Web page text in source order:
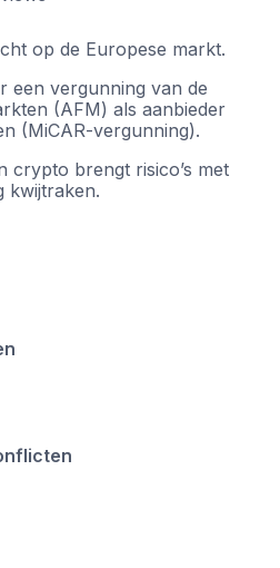
op de Europese markt.
een vergunning van de
(AFM) als aanbieder
(MiCAR-vergunning).
crypto brengt risico’s met
kwijtraken.